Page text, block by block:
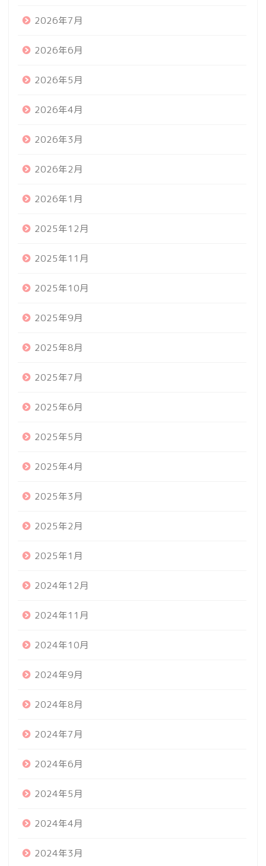
2026年7月
2026年6月
2026年5月
2026年4月
2026年3月
2026年2月
2026年1月
2025年12月
2025年11月
2025年10月
2025年9月
2025年8月
2025年7月
2025年6月
2025年5月
2025年4月
2025年3月
2025年2月
2025年1月
2024年12月
2024年11月
2024年10月
2024年9月
2024年8月
2024年7月
2024年6月
2024年5月
2024年4月
2024年3月